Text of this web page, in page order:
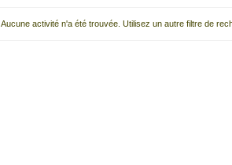
Aucune activité n'a été trouvée. Utilisez un autre filtre de